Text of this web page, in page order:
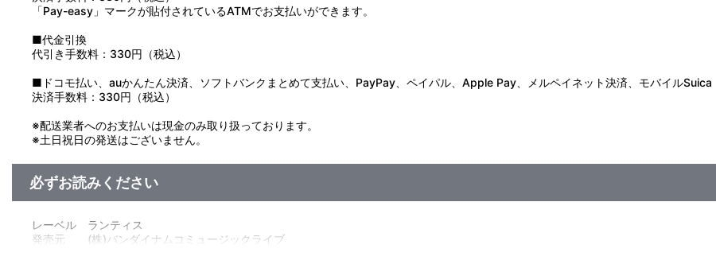
「Pay-easy」マークが貼付されているATMでお支払いができます。
■代金引換
代引き手数料：330円（税込）
■ドコモ払い、auかんたん決済、ソフトバンクまとめて支払い、PayPay、ペイパル、Apple Pay、メルペイネット決済、モバイルSuica
決済手数料：330円（税込）
※配送業者へのお支払いは現金のみ取り扱っております。
※土日祝日の発送はございません。
必ずお読みください
レーベル ランティス
発売元 (株)バンダイナムコミュージックライブ